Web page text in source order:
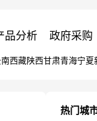
品分析 政府采购
西藏陕西甘肃青海宁夏
热门城